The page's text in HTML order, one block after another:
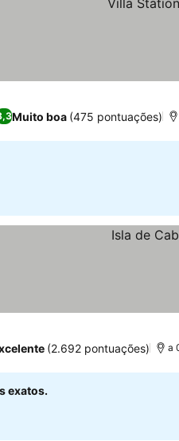
Muito boa (475 pontuações)
(2.692 pontuações) a
exatos.